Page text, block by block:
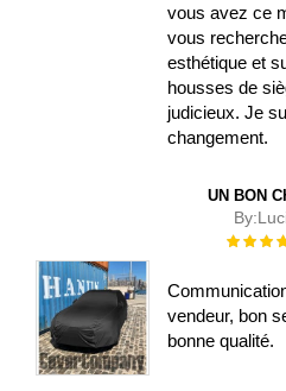
vous avez ce
vous
esthétique et
housses de
judicieux. Je
changement.
UN BON
By:
vendeur, bon
bonne qualité.